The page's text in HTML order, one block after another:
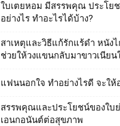
ใบเตยหอม มีสรรพคุณ ประโย
อย่างไร ทําอะไรได้บ้าง?
สาเหตุและวิธีแก้รักแร้ดำ หนัง
ช่วยให้วงแขนกลับมาขาวเนียน
แฟนนอกใจ ทําอย่างไรดี จะใ
สรรพคุณและประโยชน์ของใบ
เอนกอนันต์ต่อสุขภาพ